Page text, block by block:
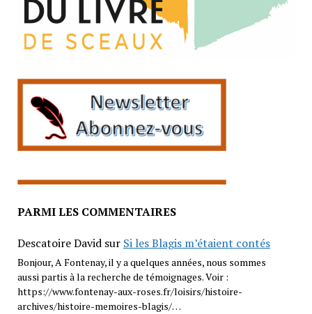
PARMI LES COMMENTAIRES
Descatoire Davidsur Si les Blagis m’étaient contés
Bonjour, A Fontenay, il y a quelques années, nous sommes
aussi partis à la recherche de témoignages. Voir :
https://www.fontenay-aux-roses.fr/loisirs/histoire-
archives/histoire-memoires-blagis/…